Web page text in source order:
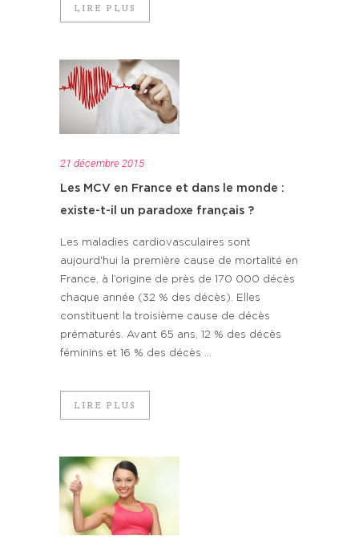
LIRE PLUS
21 décembre 2015
Les MCV en France et dans le monde :
existe-t-il un paradoxe français ?
Les maladies cardiovasculaires sont
aujourd'hui la première cause de mortalité en
France, à l’origine de près de 170 000 décès
chaque année (32 % des décès). Elles
constituent la troisième cause de décès
prématurés. Avant 65 ans, 12 % des décès
féminins et 16 % des décès ...
LIRE PLUS